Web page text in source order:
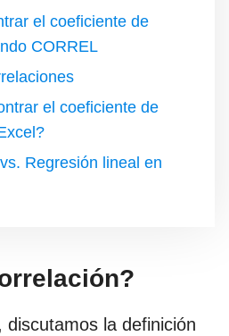
el coeficiente de
CORREL
el coeficiente de
Regresión lineal en
la definición